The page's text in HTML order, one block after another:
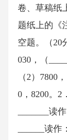
卷、草稿纸
题纸上的《
空题。（20
030，（
（2）7800
0，8200。2
_______读
______读作